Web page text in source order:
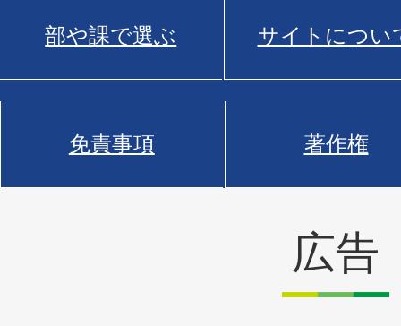
部や課で選ぶ サイトについ
免責事項 著作権
広告